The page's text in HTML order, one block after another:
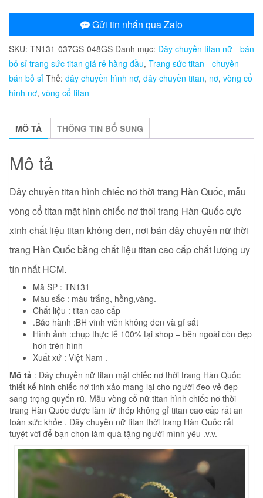
hình
chiếc
nơ
ngọc
trai
lượng
Gửi tin nhắn qua Zalo
SKU: TN131-037GS-048GS Danh mục: Dây chuyền titan nữ - bán
bỏ sỉ trang sức titan giá rẻ hàng đầu, Trang sức titan - chuyên
bán bỏ sỉ Thẻ: dây chuyền hình nơ, dây chuyền titan, nơ, vòng cổ
hình nơ, vòng cổ titan
MÔ TẢ THÔNG TIN BỔ SUNG
Mô tả
Dây chuyền titan hình chiếc nơ thời trang Hàn Quốc, mẫu
vòng cổ titan mặt hình chiếc nơ thời trang Hàn Quốccực
xinh chất liệu titan không đen, nơi bán dây chuyền nữ thời
trang Hàn Quốc bằng chất liệu titan cao cấp chất lượng uy
tín nhất HCM.
Mã SP : TN131
Màu sắc : màu trắng, hồng,vàng.
Chất liệu : titan cao cấp
.Bảo hành :BH vĩnh viễn không đen và gỉ sắt
Hình ảnh :chụp thực tế 100% tại shop – bên ngoài còn đẹp
hơn trên hình
Xuất xứ : Việt Nam .
Mô tả : Dây chuyền nữ titan mặt chiếc nơ thời trang Hàn Quốc
thiết kế hình chiếc nơ tinh xảo mang lại cho người đeo vẻ đẹp
sang trọng quyến rũ. Mẫu vòng cổ nữ titan hình chiếc nơ thời
trang Hàn Quốc được làm từ thép không gỉ titan cao cấp rất an
toàn sức khỏe . Dây chuyền nữ titan thời trang Hàn Quốc rất
tuyệt vời để bạn chọn làm quà tặng người mình yêu .v.v.